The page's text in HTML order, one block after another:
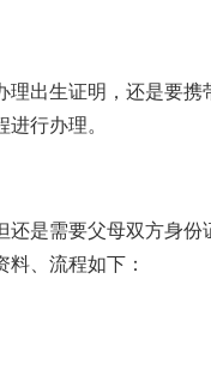
理出生证明，还是要
行办理。
还是需要父母双方身份
、流程如下：